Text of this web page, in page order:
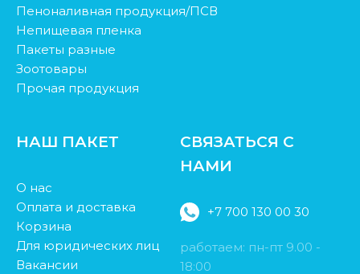
Пеноналивная продукция/ПСВ
Непищевая пленка
Пакеты разные
Зоотовары
Прочая продукция
НАШ ПАКЕТ
О нас
Оплата и доставка
Корзина
Для юридических лиц
Вакансии
СВЯЗАТЬСЯ С
НАМИ
+7 700 130 00 30
работаем: пн-пт 9.00 -
18:00